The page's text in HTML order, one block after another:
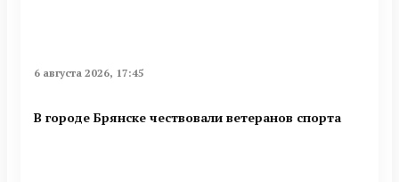
6 августа 2026, 17:45
В городе Брянске чествовали ветеранов спорта